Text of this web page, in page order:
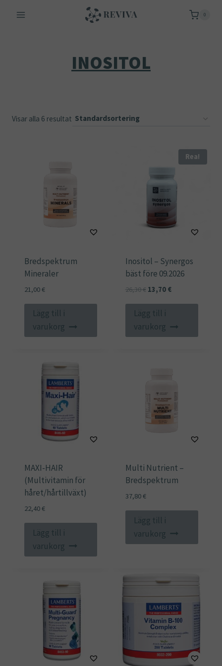
0
INOSITOL
Visar alla 6 resultat
Bredspektrum
Mineraler
21,00€
Lägg till i
varukorg
Rea!
Inositol – Synergos
bäst före 09.2026
26,30€ Det
priset
var:
26,30 €.
13,70 €Det
Lägg till i
varukorg
MAXI-HAIR
(Multivitamin för
håret/hårtillväxt)
22,40€
Lägg till i
varukorg
Multi Nutrient –
Bredspektrum
37,80€
Lägg till i
varukorg